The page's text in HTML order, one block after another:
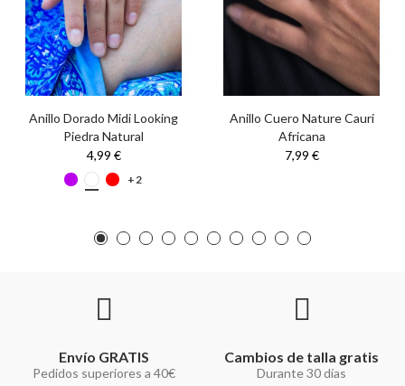
Anillo Dorado Midi Looking
Piedra Natural
4,99 €
+2
Anillo Cuero Nature Cauri
Africana
7,99 €
Envío GRATIS
Pedidos superiores a 40€
Cambios de talla gratis
Durante 30 días